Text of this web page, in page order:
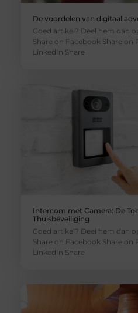
De voordelen van digitaal
Goed artikel? Deel hem dan
Share on Facebook Share on
LinkedIn Share
Intercom met Camera: De
Thuisbeveiliging
Goed artikel? Deel hem dan
Share on Facebook Share on
LinkedIn Share